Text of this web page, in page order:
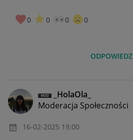
0 0 0 0
ODPOWIEDZ
_HolaOla_
Moderacja Społeczności
‎16-02-2025 19:00